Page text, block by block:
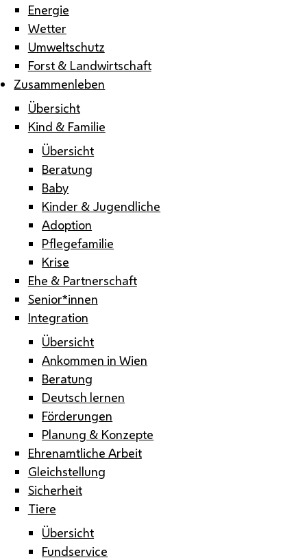
Energie
Wetter
Umweltschutz
Forst & Landwirtschaft
Zusammenleben
Übersicht
Kind & Familie
Übersicht
Beratung
Baby
Kinder & Jugendliche
Adoption
Pflegefamilie
Krise
Ehe & Partnerschaft
Senior*innen
Integration
Übersicht
Ankommen in Wien
Beratung
Deutsch lernen
Förderungen
Planung & Konzepte
Ehrenamtliche Arbeit
Gleichstellung
Sicherheit
Tiere
Übersicht
Fundservice